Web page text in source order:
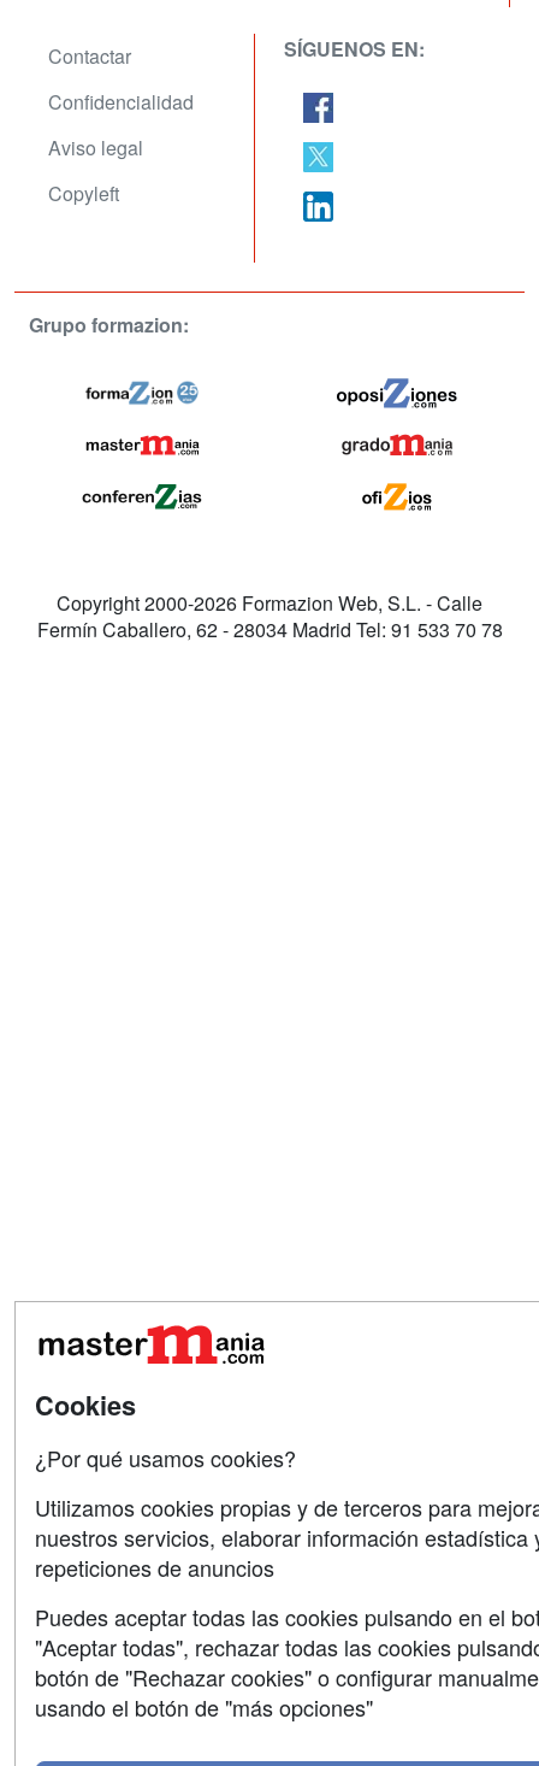
Contactar
Confidencialidad
Aviso legal
Copyleft
SÍGUENOS EN:
Grupo formazion:
Copyright 2000-2026 Formazion Web, S.L. - Calle
Fermín Caballero, 62 - 28034 Madrid Tel: 91 533 70 78
Cookies
¿Por qué usamos cookies?
Utilizamos cookies propias y de terceros para
nuestros servicios, elaborar información estadística
repeticiones de anuncios
Puedes aceptar todas las cookies pulsando en el
"Aceptar todas", rechazar todas las cookies
botón de "Rechazar cookies" o configurar
usando el botón de "más opciones"